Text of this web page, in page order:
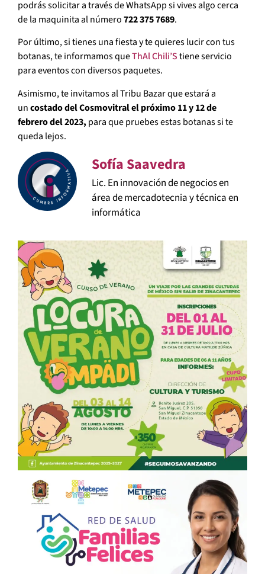
podrás solicitar a través de WhatsApp si vives algo cerca
de la maquinita al número722 375 7689.
Por último, si tienes una fiesta y te quieres lucir con tus
botanas, te informamos queThAl Chili’Stiene servicio
para eventos con diversos paquetes.
Asimismo, te invitamos al Tribu Bazar que estará a
uncostado del Cosmovitral el próximo 11 y 12 de
febrero del 2023, para que pruebes estas botanas si te
queda lejos.
Sofía Saavedra
Lic. En innovación de negocios en
área de mercadotecnia y técnica en
informática